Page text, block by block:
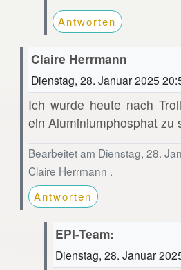
Antworten
Claire Herrmann
Dienstag, 28. Januar 2025
Ich wurde heute nach
ein Aluminiumphosphat zu
Bearbeitet am Dienstag, 28.
Claire Herrmann .
Antworten
EPI-Team:
Dienstag, 28. Januar